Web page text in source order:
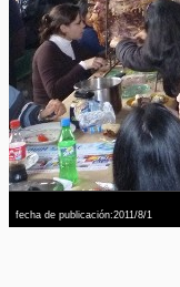
fecha de publicación:2011/8/1